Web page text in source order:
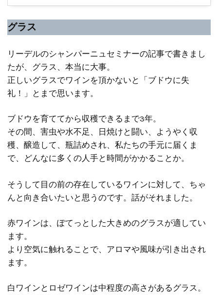
グラス
リーデルのシャンパーニュセミナーの記事で書きまし
たが、グラス、本当に大事。
正しいグラスでワインを頂かないと「ブドウに失
礼！」とまで思います。
ブドウを育ててから収穫できるまで3年。
その間、害虫や水不足、日焼けと闘い、ようやく収
穫、醸造して、瓶詰めされ、私たちの手元に届くま
で、どんなに多くの人手と時間がかかることか。
そうして目の前の存在しているワインに対して、ちゃ
んと向き合いたいと思うのです。話がそれました。
赤ワインは、ぽてっとした大きめのグラスが適してい
ます。
より空気に触れることで、アロマや風味が引き出され
ます。
白ワインとロゼワインは中程度の高さがあるグラス。